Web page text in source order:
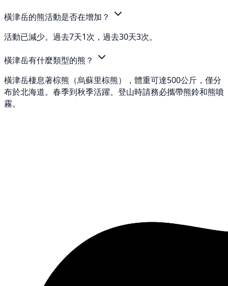
橫津岳的熊活動是否在增加？
活動已減少。過去7天1次，過去30天3次。
橫津岳有什麼類型的熊？
橫津岳棲息著棕熊（烏蘇里棕熊），體重可達500公斤，僅分
布於北海道。春季到秋季活躍。登山時請務必攜帶熊鈴和熊噴
霧。